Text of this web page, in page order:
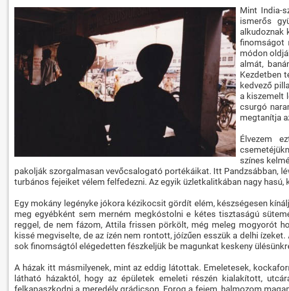
Mint India-
ismerős
alkudoznak
finomságot
módon
almát,
Kezdetben
kedvező
a kiszemelt
csurgó
megtanítja
Élvezem
színes
pakolják szorgalmasan vevőcsalogató portékáikat. Itt Pandzsábban,
turbános fejeiket vélem felfedezni. Az egyik üzletkalitkában nagy
Egy mokány legényke jókora kézikocsit gördít elém, készségesen
meg egyébként sem merném megkóstolni e kétes tisztaságú
reggel, de nem fázom, Attila frissen pörkölt, még meleg mogyorót
kissé megviselte, de az ízén nem rontott, jóízűen esszük a delhi
sok finomságtól elégedetten fészkeljük be magunkat keskeny
A házak itt másmilyenek, mint az eddig látottak. Emeletesek,
látható házaktól, hogy az épületek emeleti részén kialakított,
felkapaszkodni a meredély grádicson. Forog a fejem, halmozom